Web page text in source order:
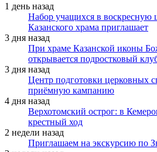
1 день назад
Набор учащихся в воскресную
Казанского храма приглашает
3 дня назад
При храме Казанской иконы
открывается подростковый
3 дня назад
Центр подготовки церковных
приёмную кампанию
4 дня назад
Верхотомский острог: в
крестный ход
2 недели назад
Приглашаем на экскурсию по